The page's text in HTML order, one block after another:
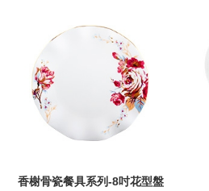
香榭骨瓷餐具系列-8吋花型盤